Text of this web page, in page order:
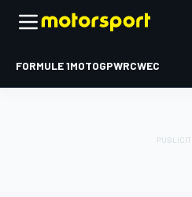
FORMULE 1MOTOGPWRCWEC